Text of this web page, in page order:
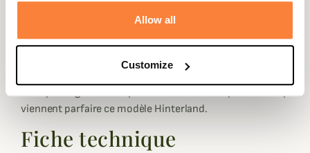
Allow all
Customize
Réalisé dans un polyester épais et doux, cette
polaire Hinterland Ridgeline vous apportera une bonne
Un zip intégral sur la polaire et des deux poches à zip
viennent parfaire ce modèle Hinterland.
Fiche technique